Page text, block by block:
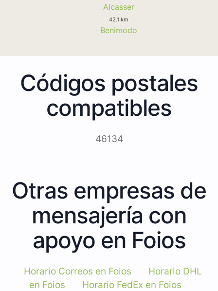
Alcasser
42.1 km
Benimodo
Códigos postales
compatibles
46134
Otras empresas de
mensajería con
apoyo en Foios
Horario Correos en Foios
Horario DHL
en Foios
Horario FedEx en Foios